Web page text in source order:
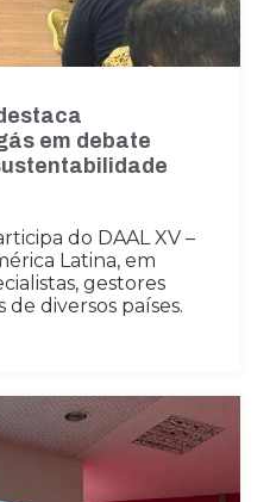
em debate
do DAAL XV –
Latina, em
gestores
diversos países.